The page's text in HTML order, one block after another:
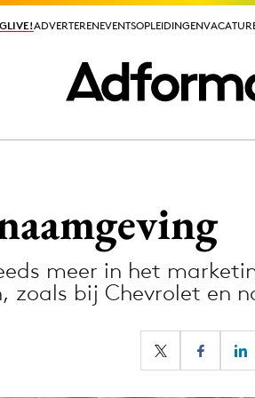
ADVERTERENEVENTSOPLEIDINGEN
ADVERTERENEVENTSOPLEIDINGEN
PR
meer in het
zoals bij Chevrolet en